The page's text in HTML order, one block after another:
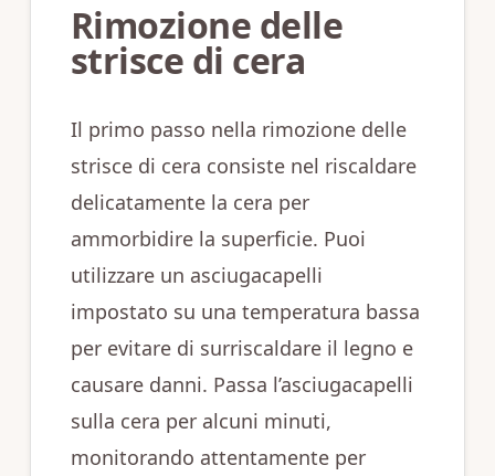
Rimozione delle
strisce di cera
Il primo passo nella rimozione delle
strisce di cera consiste nel riscaldare
delicatamente la cera per
ammorbidire la superficie. Puoi
utilizzare un asciugacapelli
impostato su una temperatura bassa
per evitare di surriscaldare il legno e
causare danni. Passa l’asciugacapelli
sulla cera per alcuni minuti,
monitorando attentamente per